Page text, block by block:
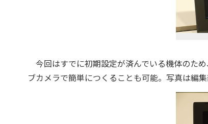
今回はすでに初期設定が済んでいる機体のた
ブカメラで簡単につくることも可能。写真は編